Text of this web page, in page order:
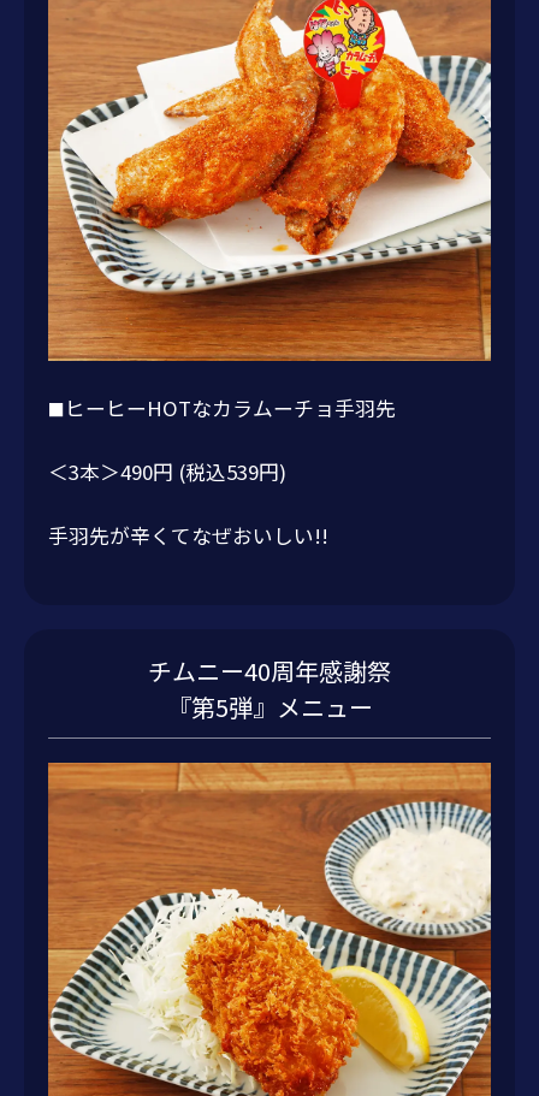
■ ヒーヒーHOTなカラムーチョ手羽先
＜3本＞490円 (税込539円)
手羽先が辛くてなぜおいしい!!
チムニー40周年感謝祭
『第5弾』メニュー